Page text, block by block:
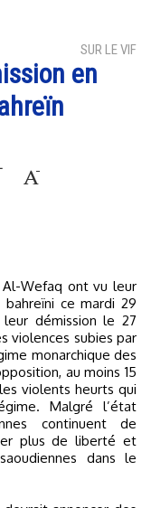
SUR LE VIF
en
Al-Wefaq ont vu leur
ce mardi 29
démission le 27
violences subies par
monarchique des
au moins 15
violents heurts qui
Malgré l’état
continuent de
plus de liberté et
dans le